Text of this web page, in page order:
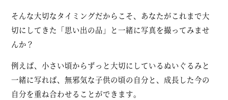
そんな大切なタイミングだからこそ、あなたがこれまで大
切にしてきた「思い出の品」と一緒に写真を撮ってみませ
んか？
例えば、小さい頃からずっと大切にしているぬいぐるみと
一緒に写れば、無邪気な子供の頃の自分と、成長した今の
自分を重ね合わせることができます。